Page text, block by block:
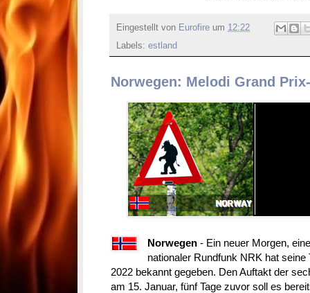
Eingestellt von Eurofire um 12:22
Labels: estland
Norwegen: Melodi Grand
Norwegen- Ein neuer Morgen,
nationaler Rundfunk NRK hat
2022 bekannt gegeben. Den Auftakt der
am 15. Januar, fünf Tage zuvor soll es